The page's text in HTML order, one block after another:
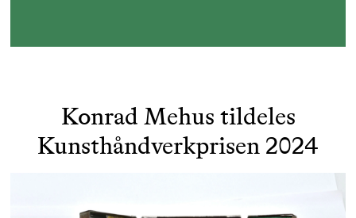
Konrad Mehus tildeles
Kunsthåndverkprisen 2024